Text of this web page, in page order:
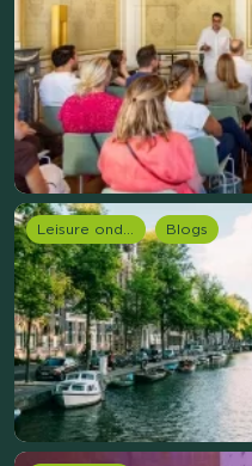
Blogs